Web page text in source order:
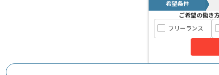
希望条件
ご希望の働き
フリーランス